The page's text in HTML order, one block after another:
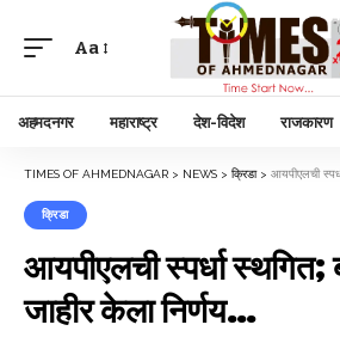
Aa
अहमदनगर महाराष्ट्र देश-विदेश राजकारण
TIMES OF AHMEDNAGAR > NEWS > क्रिडा> आयपीएलची
क्रिडा
आयपीएलची स्पर्धा
जाहीर केला निर्णय…